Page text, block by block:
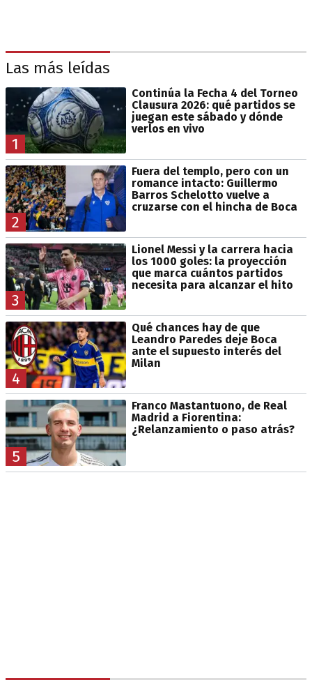
Las más leídas
1
Continúa la Fecha 4 del Torneo
Clausura 2026: qué partidos se
juegan este sábado y dónde
verlos en vivo
2
Fuera del templo, pero con un
romance intacto: Guillermo
Barros Schelotto vuelve a
cruzarse con el hincha de Boca
3
Lionel Messi y la carrera hacia
los 1000 goles: la proyección
que marca cuántos partidos
necesita para alcanzar el hito
4
Qué chances hay de que
Leandro Paredes deje Boca
ante el supuesto interés del
Milan
5
Franco Mastantuono, de Real
Madrid a Fiorentina:
¿Relanzamiento o paso atrás?